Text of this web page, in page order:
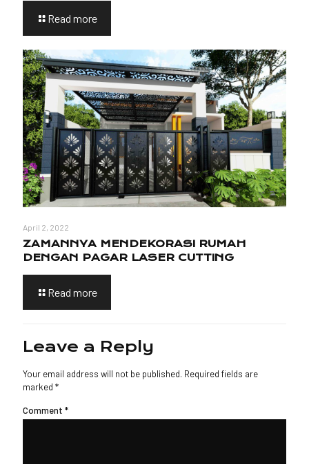
Read more
April 2, 2022
ZAMANNYA MENDEKORASI RUMAH
DENGAN PAGAR LASER CUTTING
Read more
Leave a Reply
Your email address will not be published. Required fields are
marked *
Comment *